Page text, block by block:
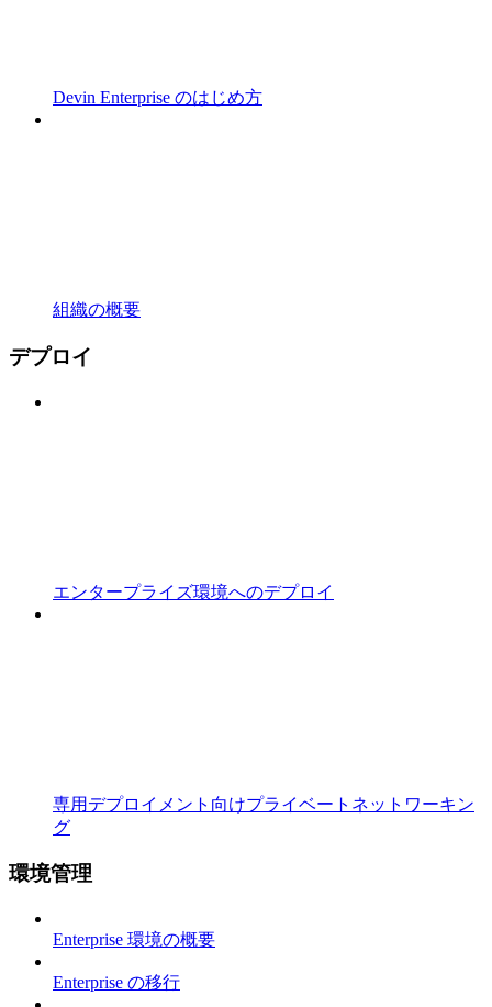
Devin Enterprise のはじめ方
組織の概要
デプロイ
エンタープライズ環境へのデプロイ
専用デプロイメント向けプライベートネットワーキン
グ
環境管理
Enterprise 環境の概要
Enterprise の移行